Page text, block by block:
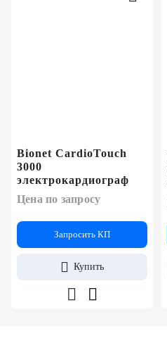
Bionet CardioTouch
3000
электрокардиограф
Цена по запросу
Запросить КП
Купить